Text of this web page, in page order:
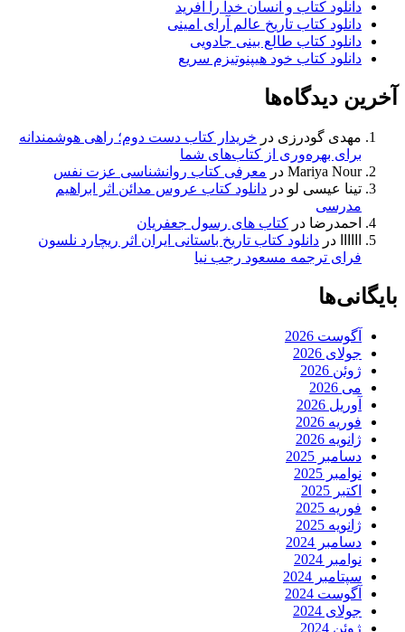
دانلود کتاب و انسان خدا را آفرید
دانلود کتاب تاریخ عالم آرای امینی
دانلود کتاب طالع بینی جادویی
دانلود کتاب خود هیپنوتیزم سریع
آخرین دیدگاه‌ها
مهدی گودرزی در خریدار کتاب دست دوم؛ راهی هوشمندانه
برای بهره‌وری از کتاب‌های شما
Mariya Nour در معرفی کتاب روانشناسی عزت نفس
تینا عیسی لو در دانلود کتاب عروس مدائن اثر ابراهیم
مدرسی
احمدرضا در کتاب های رسول جعفریان
در دانلود کتاب تاریخ باستانی ایران اثر ریچارد نلسون
فرای ترجمه مسعود رجب نیا
بایگانی‌ها
آگوست 2026
جولای 2026
ژوئن 2026
می 2026
آوریل 2026
فوریه 2026
ژانویه 2026
دسامبر 2025
نوامبر 2025
اکتبر 2025
فوریه 2025
ژانویه 2025
دسامبر 2024
نوامبر 2024
سپتامبر 2024
آگوست 2024
جولای 2024
ژوئن 2024